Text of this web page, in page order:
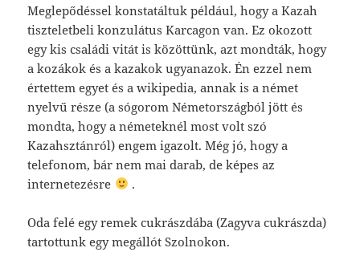
Meglepődéssel konstatáltuk például, hogy a Kazah
tiszteletbeli konzulátus Karcagon van. Ez okozott
egy kis családi vitát is közöttünk, azt mondták, hogy
a kozákok és a kazakok ugyanazok. Én ezzel nem
értettem egyet és a wikipedia, annak is a német
nyelvű része (a sógorom Németországból jött és
mondta, hogy a németeknél most volt szó
Kazahsztánról) engem igazolt. Még jó, hogy a
telefonom, bár nem mai darab, de képes az
internetezésre
.
Oda felé egy remek cukrászdába (Zagyva cukrászda)
tartottunk egy megállót Szolnokon.